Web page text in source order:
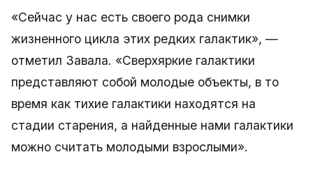
«Сейчас у нас есть своего рода снимки
жизненного цикла этих редких галактик», —
отметил Завала. «Сверхяркие галактики
представляют собой молодые объекты, в то
время как тихие галактики находятся на
стадии старения, а найденные нами галактики
можно считать молодыми взрослыми».